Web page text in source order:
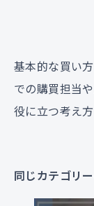
基本的な買い
での購買担当
役に立つ考え
同じカテゴリ